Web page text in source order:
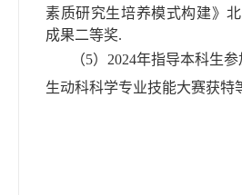
素质研究生培养模式构建》
成果二等奖.
（5） 2024年指导本科生
生动科科学专业技能大赛获特